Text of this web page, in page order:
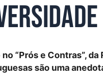
“Prós e Contras”, da
são uma